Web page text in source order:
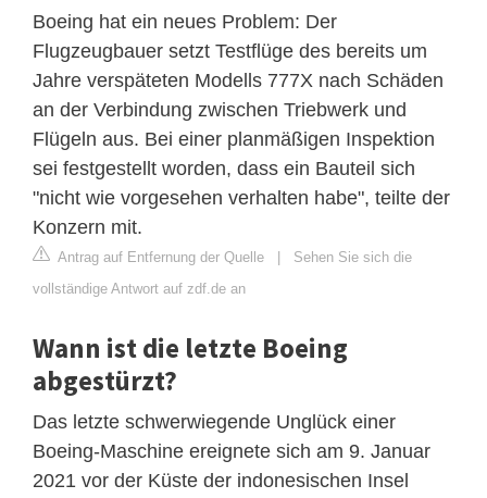
Boeing hat ein neues Problem: Der
Flugzeugbauer setzt Testflüge des bereits um
Jahre verspäteten Modells 777X nach Schäden
an der Verbindung zwischen Triebwerk und
Flügeln aus. Bei einer planmäßigen Inspektion
sei festgestellt worden, dass ein Bauteil sich
"nicht wie vorgesehen verhalten habe", teilte der
Konzern mit.
Antrag auf Entfernung der Quelle
Sehen Sie sich die
vollständige Antwort auf zdf.de an
Wann ist die letzte Boeing
abgestürzt?
Das letzte schwerwiegende Unglück einer
Boeing-Maschine ereignete sich am 9. Januar
2021 vor der Küste der indonesischen Insel